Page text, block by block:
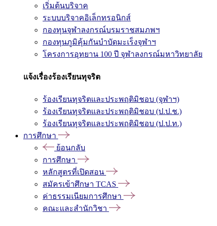
เริ่มต้นบริจาค
ระบบบริจาคอิเล็กทรอนิกส์
กองทุนจุฬาลงกรณ์บรมราชสมภพฯ
กองทุนภูมิคุ้มกันบำบัดมะเร็งจุฬาฯ
โครงการอุทยาน 100 ปี จุฬาลงกรณ์มหาวิทยาลัย
แจ้งเรื่องร้องเรียนทุจริต
ร้องเรียนทุจริตและประพฤติมิชอบ (จุฬาฯ)
ร้องเรียนทุจริตและประพฤติมิชอบ (ป.ป.ช.)
ร้องเรียนทุจริตและประพฤติมิชอบ (ป.ป.ท.)
การศึกษา
ย้อนกลับ
การศึกษา
หลักสูตรที่เปิดสอน
สมัครเข้าศึกษา TCAS
ค่าธรรมเนียมการศึกษา
คณะและสำนักวิชา